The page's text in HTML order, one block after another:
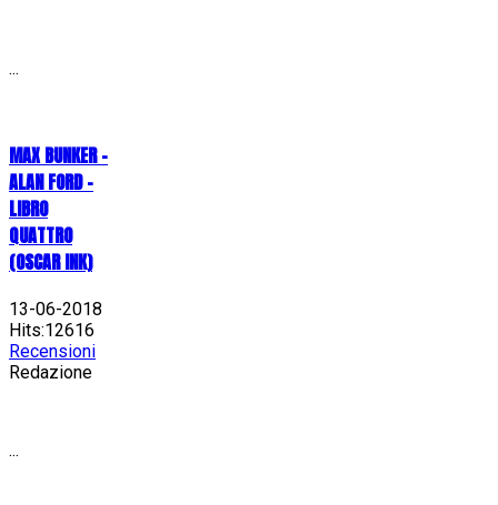
...
MAX BUNKER –
ALAN FORD –
LIBRO
QUATTRO
(OSCAR INK)
13-06-2018
Hits:12616
Recensioni
Redazione
...